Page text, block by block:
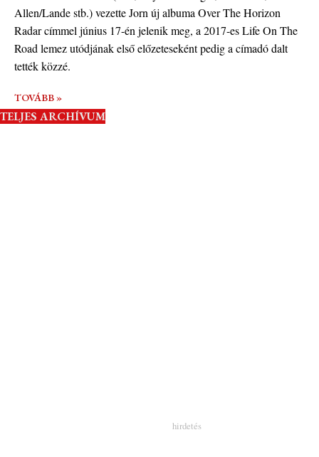
Allen/Lande stb.) vezette Jorn új albuma Over The Horizon
Radar címmel június 17-én jelenik meg, a 2017-es Life On The
Road lemez utódjának első előzeteseként pedig a címadó dalt
tették közzé.
TOVÁBB »
TELJES ARCHÍVUM